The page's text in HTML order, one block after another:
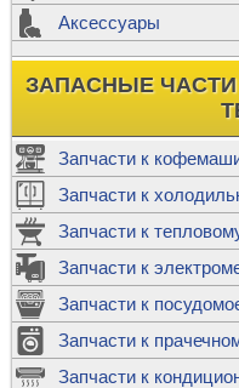
Аксессуары
ЗАПАСНЫЕ
Запчасти к
Запчасти к
Запчасти к
Запчасти к
Запчасти к
Запчасти к
Запчасти к